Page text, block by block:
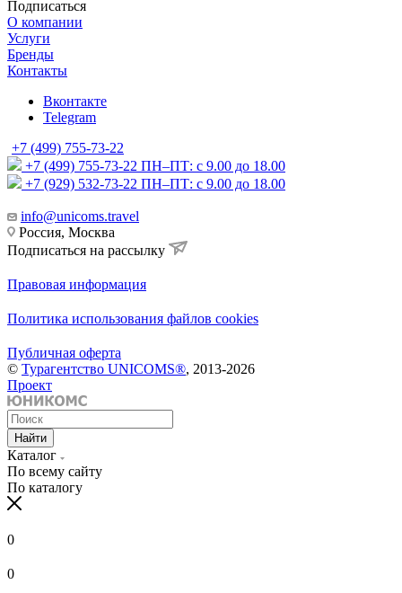
Подписаться
О компании
Услуги
Бренды
Контакты
Вконтакте
Telegram
+7 (499) 755-73-22
+7 (499) 755-73-22 ПН–ПТ: с 9.00 до 18.00
+7 (929) 532-73-22 ПН–ПТ: с 9.00 до 18.00
info@unicoms.travel
Россия, Москва
Подписаться на рассылку
Правовая информация
Политика использования файлов cookies
Публичная оферта
© Турагентство UNICOMS®, 2013-2026
Проект
Найти
Каталог
По всему сайту
По каталогу
0
0